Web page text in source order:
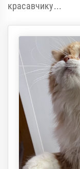
красавчику...